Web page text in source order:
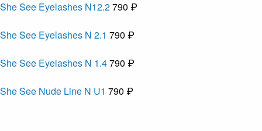
She See Eyelashes N12.2790 ₽
She See Eyelashes N 2.1 790 ₽
She See Eyelashes N 1.4790 ₽
She See Nude Line N U1 790 ₽